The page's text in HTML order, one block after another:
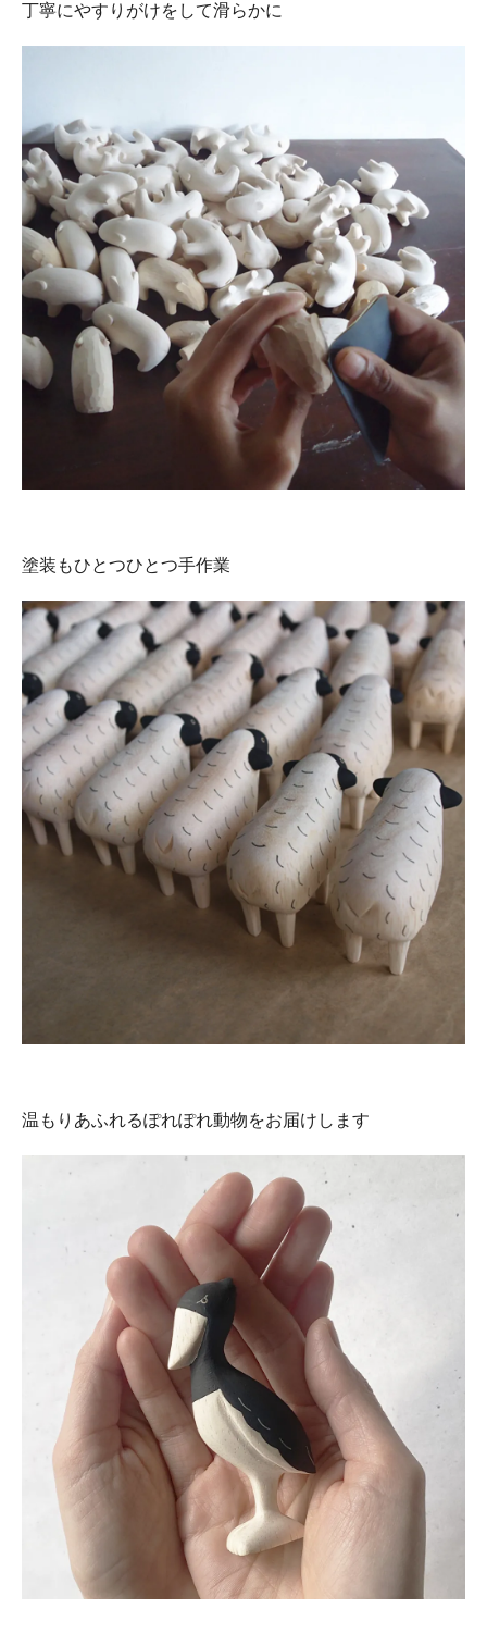
丁寧にやすりがけをして滑らかに
塗装もひとつひとつ手作業
温もりあふれるぽれぽれ動物をお届けします